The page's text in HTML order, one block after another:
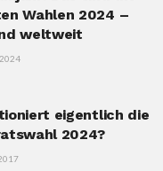
Wahlen 2024 –
weltweit
eigentlich die
2024?